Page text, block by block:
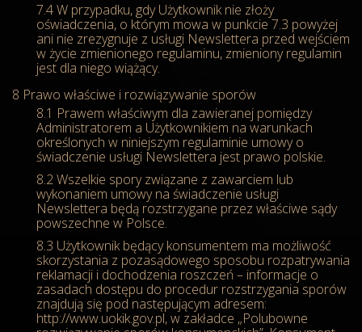
W przypadku, gdy Użytkownik nie złoży
oświadczenia, o którym mowa w punkcie 7.3 powyżej
ani nie zrezygnuje z usługi Newslettera przed wejściem
w życie zmienionego regulaminu, zmieniony regulamin
jest dla niego wiążący.
Prawo właściwe i rozwiązywanie sporów
Prawem właściwym dla zawieranej pomiędzy
Administratorem a Użytkownikiem na warunkach
określonych w niniejszym regulaminie umowy o
świadczenie usługi Newslettera jest prawo polskie.
Wszelkie spory związane z zawarciem lub
wykonaniem umowy na świadczenie usługi
Newslettera będą rozstrzygane przez właściwe sądy
powszechne w Polsce.
Użytkownik będący konsumentem ma możliwość
skorzystania z pozasądowego sposobu rozpatrywania
reklamacji i dochodzenia roszczeń – informacje o
zasadach dostępu do procedur rozstrzygania sporów
znajdują się pod następującym adresem:
http://www.uokik.gov.pl, w zakładce „Polubowne